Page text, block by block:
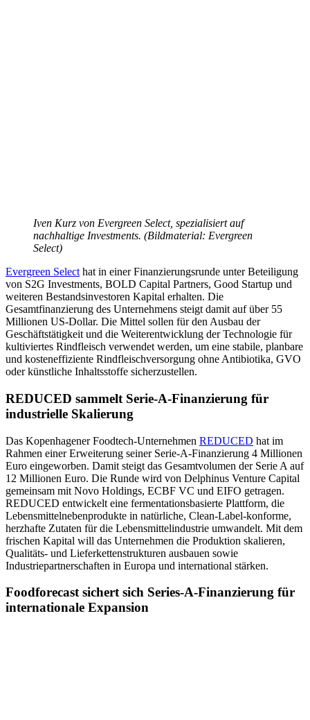
Iven Kurz von Evergreen Select, spezialisiert auf
nachhaltige Investments. (Bildmaterial: Evergreen
Select)
Evergreen Select hat in einer Finanzierungsrunde unter Beteiligung
von S2G Investments, BOLD Capital Partners, Good Startup und
weiteren Bestandsinvestoren Kapital erhalten. Die
Gesamtfinanzierung des Unternehmens steigt damit auf über 55
Millionen US-Dollar. Die Mittel sollen für den Ausbau der
Geschäftstätigkeit und die Weiterentwicklung der Technologie für
kultiviertes Rindfleisch verwendet werden, um eine stabile, planbare
und kosteneffiziente Rindfleischversorgung ohne Antibiotika, GVO
oder künstliche Inhaltsstoffe sicherzustellen.
REDUCED sammelt Serie-A-Finanzierung für
industrielle Skalierung
Das Kopenhagener Foodtech-Unternehmen REDUCED hat im
Rahmen einer Erweiterung seiner Serie-A-Finanzierung 4 Millionen
Euro eingeworben. Damit steigt das Gesamtvolumen der Serie A auf
12 Millionen Euro. Die Runde wird von Delphinus Venture Capital
gemeinsam mit Novo Holdings, ECBF VC und EIFO getragen.
REDUCED entwickelt eine fermentationsbasierte Plattform, die
Lebensmittelnebenprodukte in natürliche, Clean-Label-konforme,
herzhafte Zutaten für die Lebensmittelindustrie umwandelt. Mit dem
frischen Kapital will das Unternehmen die Produktion skalieren,
Qualitäts- und Lieferkettenstrukturen ausbauen sowie
Industriepartnerschaften in Europa und international stärken.
Foodforecast sichert sich Series-A-Finanzierung für
internationale Expansion